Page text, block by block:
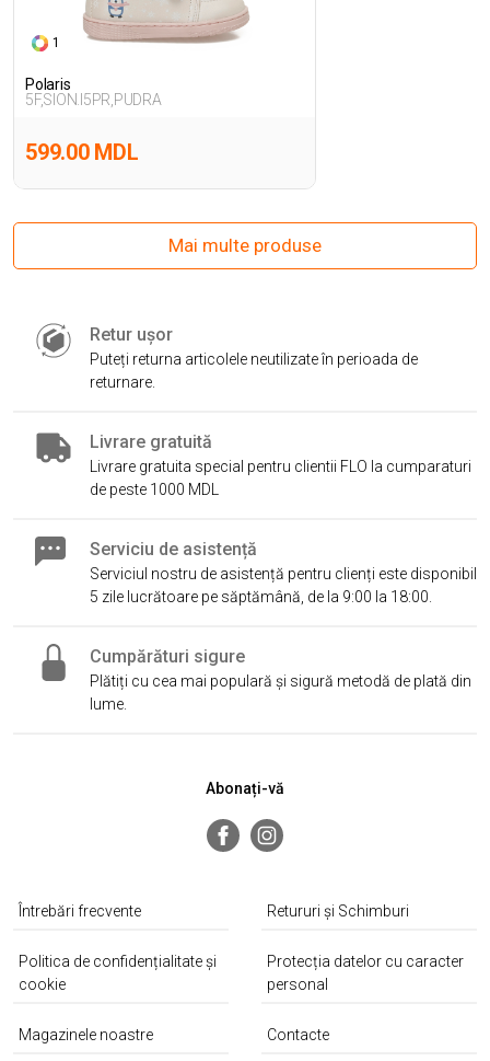
1
Polaris
5F,SION.I5PR,PUDRA
599.00 MDL
Mai multe produse
Întrebări frecvente Retururi și Schimburi
Politica de confidențialitate și
cookie
Protecția datelor cu caracter
personal
Magazinele noastre Contacte
Abonați-vă
Retur ușor
Puteți returna articolele neutilizate în perioada de
returnare.
Livrare gratuită
Livrare gratuita special pentru clientii FLO la cumparaturi
de peste 1000 MDL
Serviciu de asistență
Serviciul nostru de asistență pentru clienți este disponibil
5 zile lucrătoare pe săptămână, de la 9:00 la 18:00.
Cumpărături sigure
Plătiți cu cea mai populară și sigură metodă de plată din
lume.